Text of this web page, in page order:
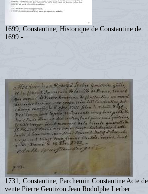
1699, Constantine, Historique de Constantine de
1699 -
1731, Constantine, Parchemin Constantine Acte de
vente Pierre Gentizon Jean Rodolphe Lerber